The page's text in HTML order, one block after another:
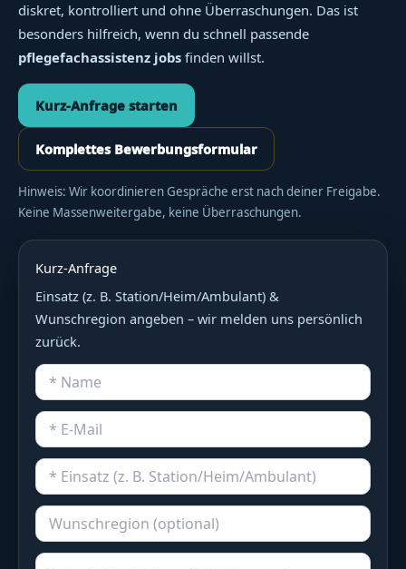
diskret, kontrolliert und ohne Überraschungen. Das ist
besonders hilfreich, wenn du schnell passende
pflegefachassistenz jobs finden willst.
Kurz-Anfrage starten
Komplettes Bewerbungsformular
Hinweis: Wir koordinieren Gespräche erst nach deiner Freigabe.
Keine Massenweitergabe, keine Überraschungen.
Kurz-Anfrage
Einsatz (z. B. Station/Heim/Ambulant) &
Wunschregion angeben – wir melden uns persönlich
zurück.